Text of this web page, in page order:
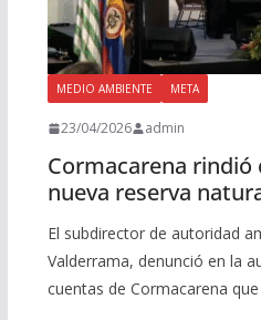
MEDIO AMBIENTE META
23/04/2026 admin
Cormacarena rindió
nueva reserva
El subdirector de autoridad
Valderrama, denunció en la
cuentas de Cormacarena